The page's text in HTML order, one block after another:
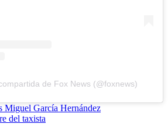
de Fox News (@foxnews)
Miguel García Hernández
del taxista